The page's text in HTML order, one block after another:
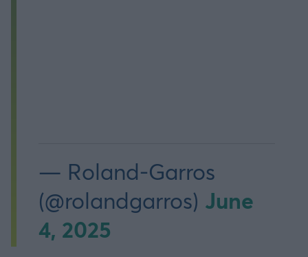
— Roland-Garros
(@rolandgarros) June
4, 2025